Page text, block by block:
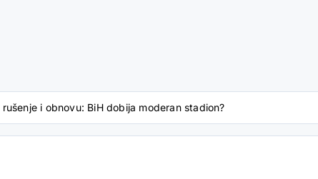
i obnovu: BiH dobija moderan stadion?